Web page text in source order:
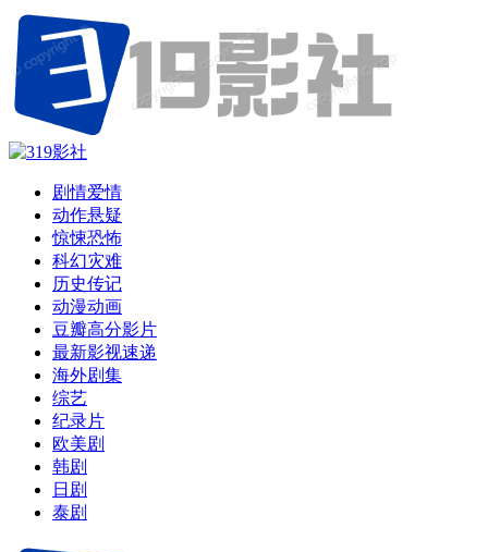
剧情爱情
动作悬疑
惊悚恐怖
科幻灾难
历史传记
动漫动画
豆瓣高分影片
最新影视速递
海外剧集
综艺
纪录片
欧美剧
韩剧
日剧
泰剧